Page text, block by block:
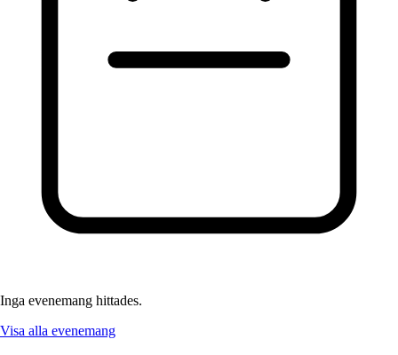
Inga evenemang hittades.
Visa alla evenemang